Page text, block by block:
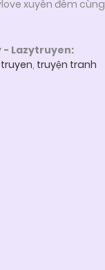
xuyên đêm cùng
- Lazytruyen:
, truyện tranh